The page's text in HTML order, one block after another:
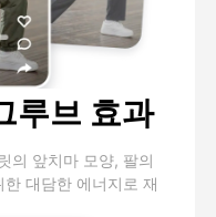
루브 효과
의 앞치마 모양, 팔의
대담한 에너지로 재